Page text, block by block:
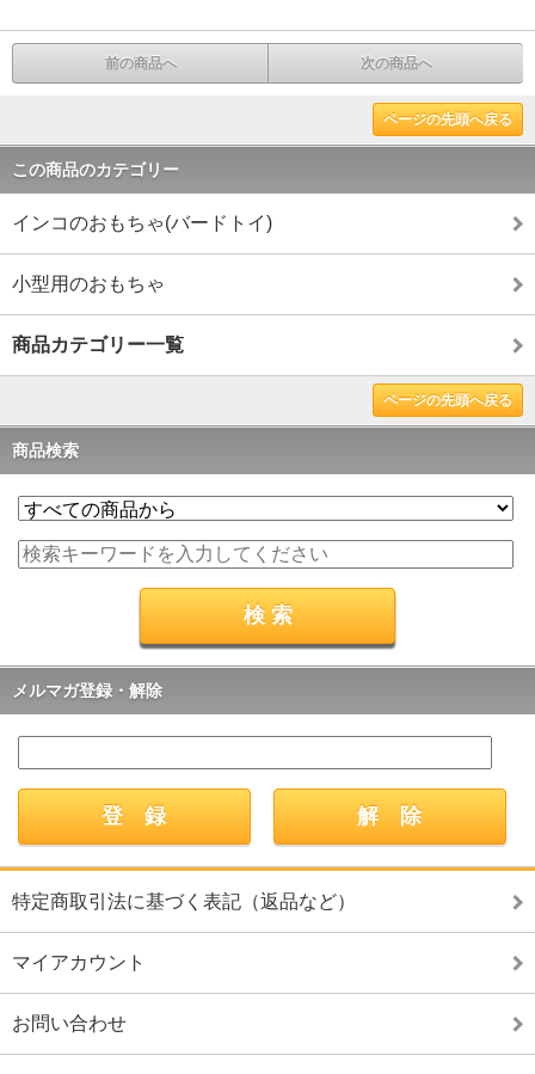
前の商品へ 次の商品へ
ページの先頭へ戻る
この商品のカテゴリー
インコのおもちゃ(バードトイ)
小型用のおもちゃ
商品カテゴリー一覧
ページの先頭へ戻る
商品検索
メルマガ登録・解除
特定商取引法に基づく表記（返品など）
マイアカウント
お問い合わせ